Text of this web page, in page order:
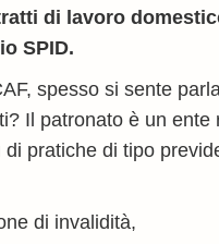
di lavoro
SPID.
spesso si sente
Il patronato è un
di pratiche di tipo
di invalidità,